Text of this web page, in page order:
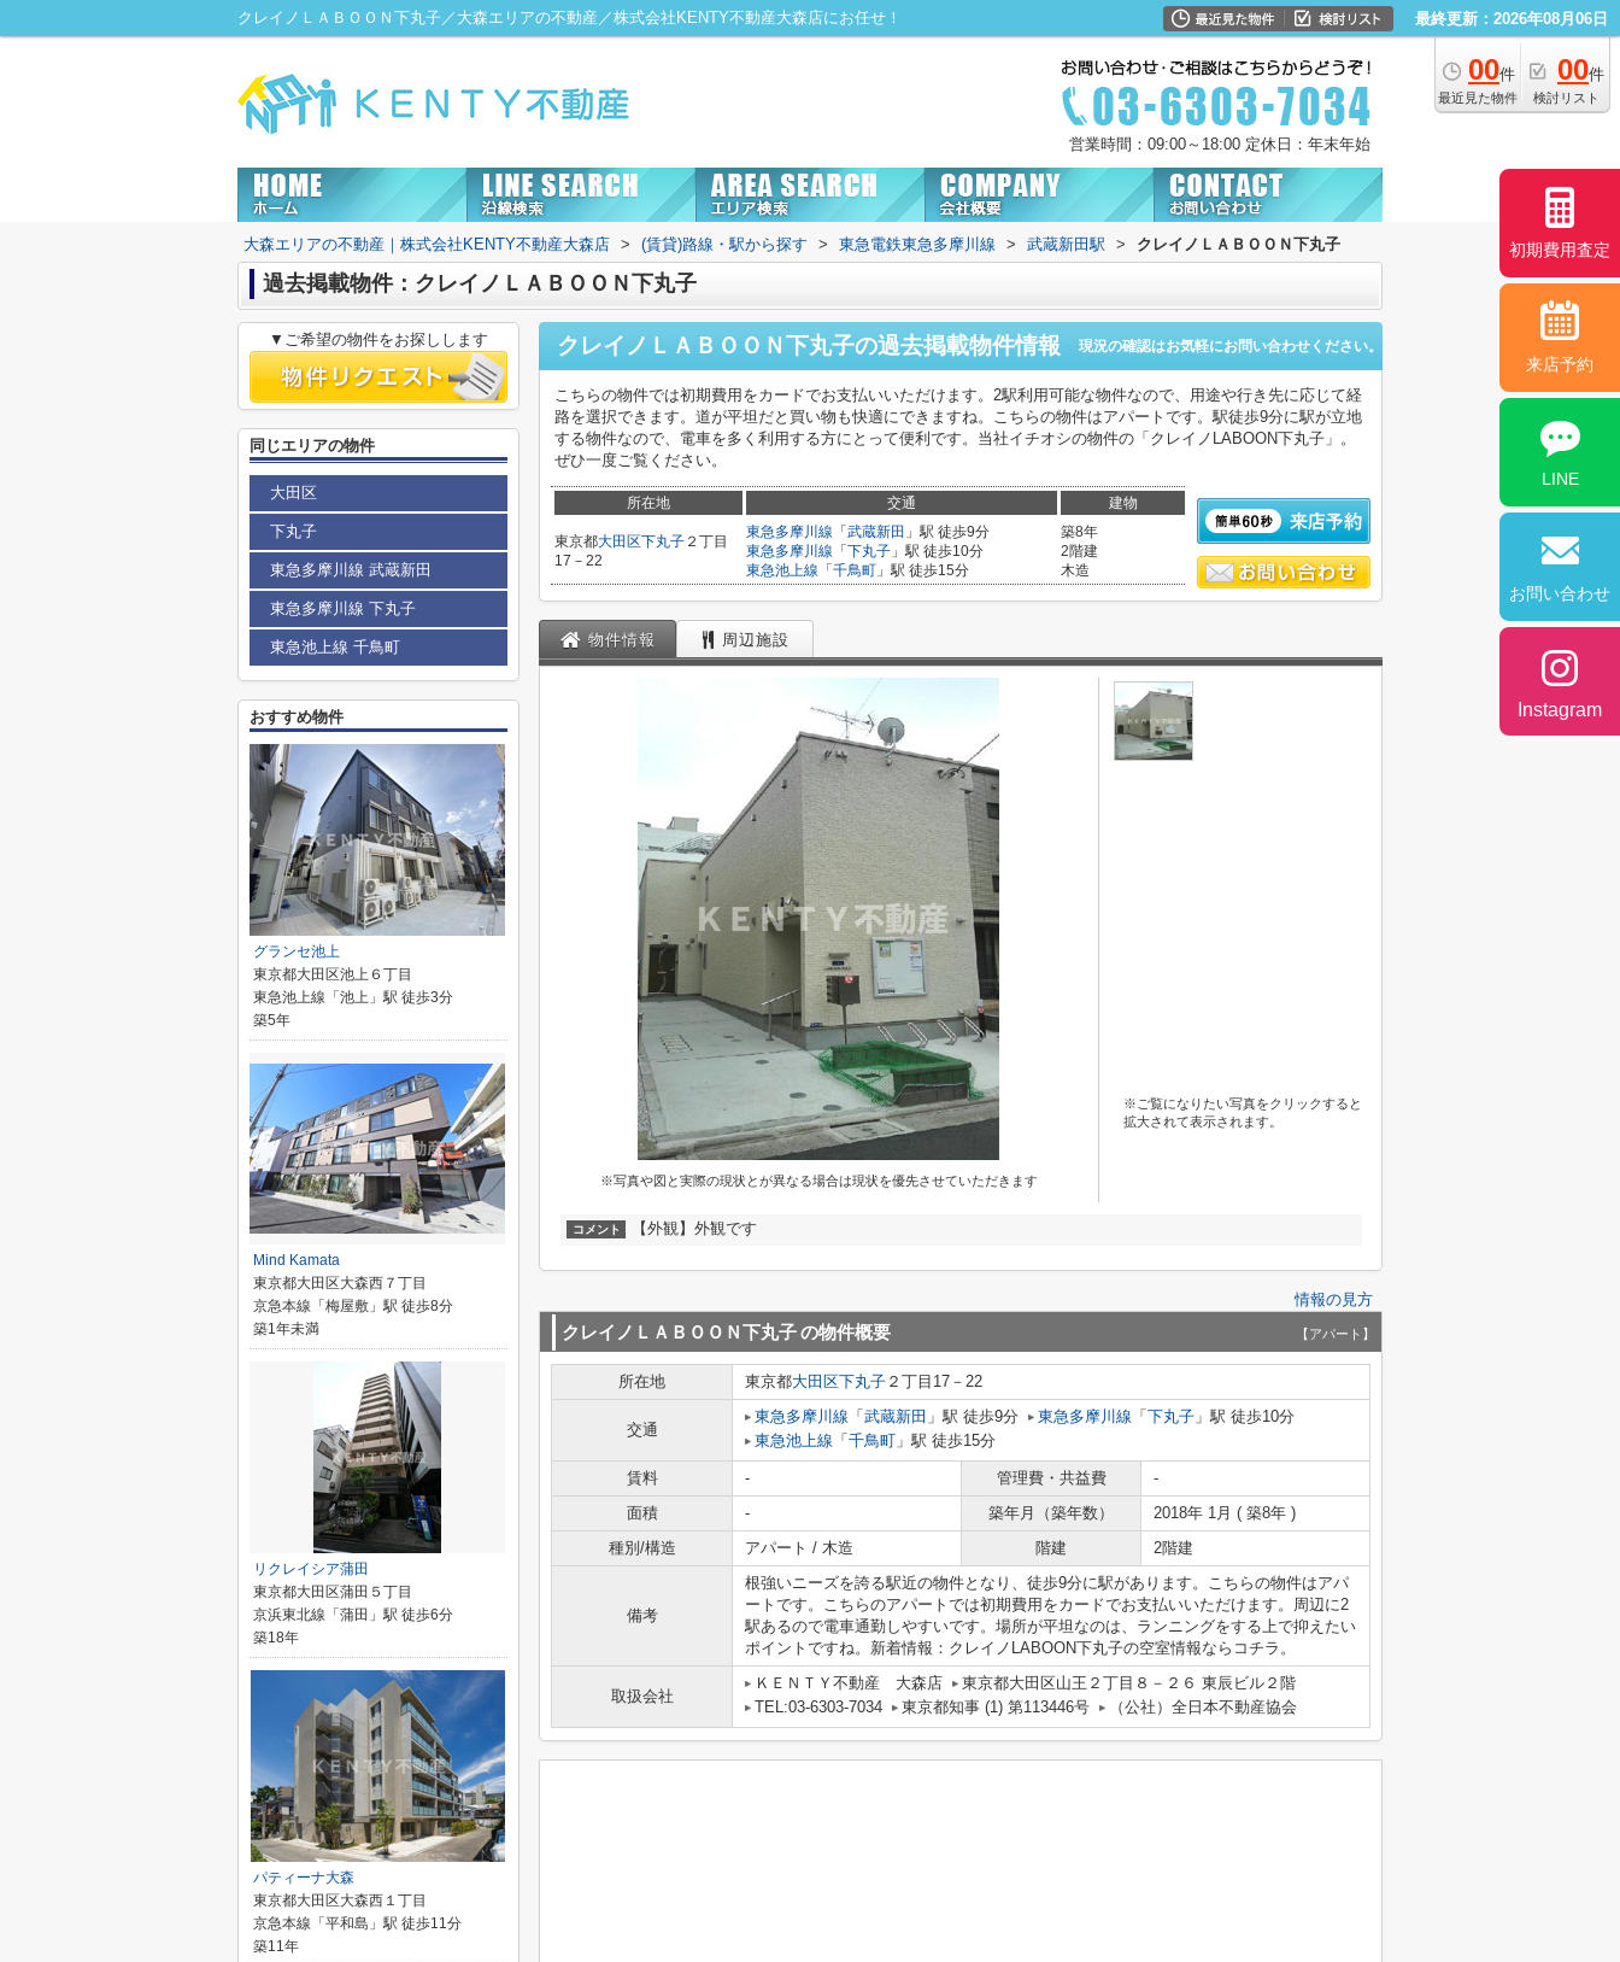
クレイノＬＡＢＯＯＮ下丸子／大森エリアの不動産／株式会社KENTY不動産大森店にお任せ！ 最終更新：2026年08月06日
00件
最近見た物件
00件
検討リスト
営業時間：09:00～18:00 定休日：年末年始
大森エリアの不動産｜株式会社KENTY不動産大森店 > (賃貸)路線・駅から探す > 東急電鉄東急多摩川線 > 武蔵新田駅 > クレイノＬＡＢＯＯＮ下丸子
過去掲載物件：クレイノＬＡＢＯＯＮ下丸子
クレイノＬＡＢＯＯＮ下丸子の過去掲載物件情報 現況の確認はお気軽にお問い合わせください。
こちらの物件では初期費用をカードでお支払いいただけます。2駅利用可能な物件なので、用途や行き先に応じて経
路を選択できます。道が平坦だと買い物も快適にできますね。こちらの物件はアパートです。駅徒歩9分に駅が立地
する物件なので、電車を多く利用する方にとって便利です。当社イチオシの物件の「クレイノLABOON下丸子」。
ぜひ一度ご覧ください。
所在地 交通 建物
東京都大田区下丸子 ２丁目
17－22
東急多摩川線 「 武蔵新田 」駅 徒歩9分
東急多摩川線 「 下丸子 」駅 徒歩10分
東急池上線 「 千鳥町 」駅 徒歩15分
築8年
2階建
木造
物件情報 周辺施設
※写真や図と実際の現状とが異なる場合は現状を優先させていただきます
※ご覧になりたい写真をクリックすると
拡大されて表示されます。
コメント 【外観】外観です
情報の見方
クレイノＬＡＢＯＯＮ下丸子の物件概要 【アパート】
所在地 東京都大田区下丸子 ２丁目17－22
交通
東急多摩川線 「 武蔵新田 」駅 徒歩9分 東急多摩川線 「 下丸子 」駅 徒歩10分
東急池上線 「 千鳥町 」駅 徒歩15分
賃料 - 管理費・共益費
-
面積
- 築年月（築年数）
2018年 1月 ( 築8年 )
種別/構造
アパート / 木造 階建 2階建
備考
根強いニーズを誇る駅近の物件となり、徒歩9分に駅があります。こちらの物件はアパ
ートです。こちらのアパートでは初期費用をカードでお支払いいただけます。周辺に2
駅あるので電車通勤しやすいです。場所が平坦なのは、ランニングをする上で抑えたい
ポイントですね。新着情報：クレイノLABOON下丸子の空室情報ならコチラ。
取扱会社
ＫＥＮＴＹ不動産 大森店
東京都大田区山王２丁目８－２６ 東辰ビル２階
TEL:03-6303-7034
東京都知事 (1) 第113446号 （公社）全日本不動産協会
▼ご希望の物件をお探しします
同じエリアの物件
大田区
下丸子
東急多摩川線 武蔵新田
東急多摩川線 下丸子
東急池上線 千鳥町
おすすめ物件
グランセ池上
東京都大田区池上６丁目
東急池上線「池上」駅 徒歩3分
築5年
Mind Kamata
東京都大田区大森西７丁目
京急本線「梅屋敷」駅 徒歩8分
築1年未満
リクレイシア蒲田
東京都大田区蒲田５丁目
京浜東北線「蒲田」駅 徒歩6分
築18年
パティーナ大森
東京都大田区大森西１丁目
京急本線「平和島」駅 徒歩11分
築11年
初期費用査定
来店予約
LINE
お問い合わせ
Instagram